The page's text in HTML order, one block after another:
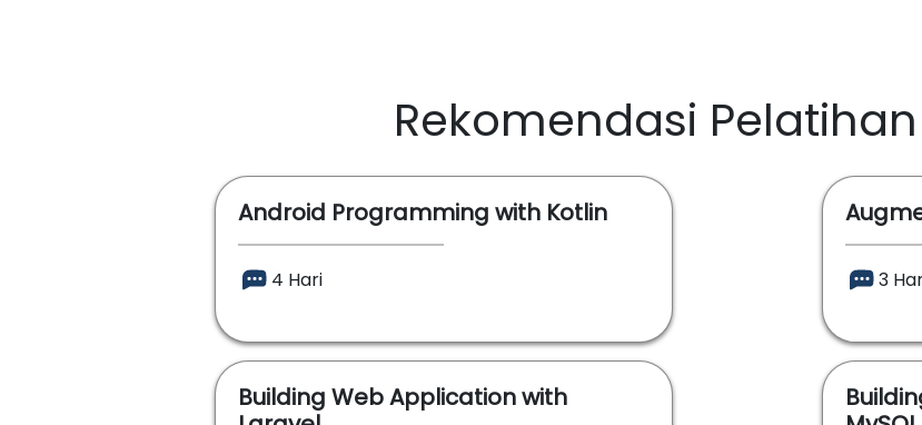
Rekomendasi
Android Programming with Kotlin
4 Hari 3
Building Web Application with